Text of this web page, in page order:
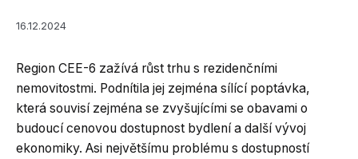
16.12.2024
Region CEE-6 zažívá růst trhu s rezidenčními
nemovitostmi. Podnítila jej zejména sílící poptávka,
která souvisí zejména se zvyšujícími se obavami o
budoucí cenovou dostupnost bydlení a další vývoj
ekonomiky. Asi největšímu problému s dostupností